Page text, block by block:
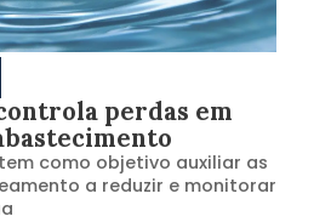
perdas em
como objetivo auxiliar as
a reduzir e monitorar